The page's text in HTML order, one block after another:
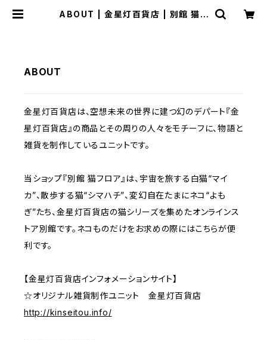
ABOUT | 金星灯百貨店 | 別館 猫フ
ABOUT
金星灯百貨店は、空想未来の世界に建つ幻のデパート『金
星灯百貨店』の商品とその周りの人々をモチーフに、物語と
雑貨を制作しているユニットです。
当ショップ『別館 猫フロア』は、宇宙を旅する白猫“マイ
カ”、散歩する猫“シマハチ”、変幻自在たまにネコ“よも
ぎ”たち、金星灯百貨店の猫シリーズを集めたオンラインス
トア別館です。ネコものだけをお求めの際にはこちらが便
利です。
【金星灯百貨店インフォメーションサイト】
☆オリジナル雑貨制作ユニット 金星灯百貨店
http://kinseitou.info/